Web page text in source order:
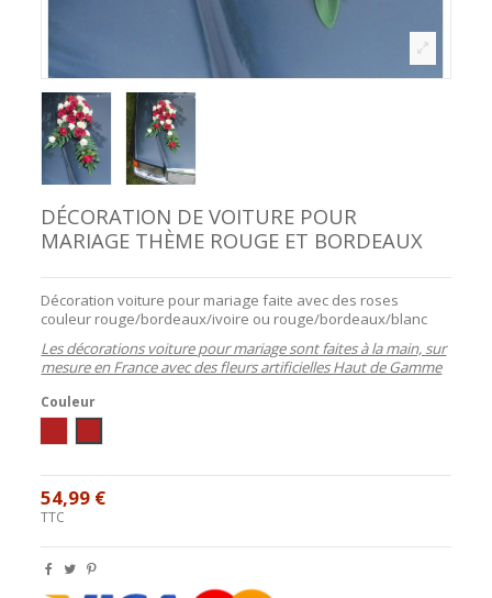
DÉCORATION DE VOITURE POUR
MARIAGE THÈME ROUGE ET BORDEAUX
Décoration voiture pour mariage faite avec des roses
couleur rouge/bordeaux/ivoire ou rouge/bordeaux/blanc
Les décorations voiture pour mariage sont faites à la main, sur
mesure en France avec des fleurs artificielles Haut de Gamme
Couleur
54,99 €
TTC